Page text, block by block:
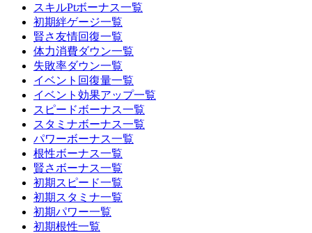
スキルPtボーナス一覧
初期絆ゲージ一覧
賢さ友情回復一覧
体力消費ダウン一覧
失敗率ダウン一覧
イベント回復量一覧
イベント効果アップ一覧
スピードボーナス一覧
スタミナボーナス一覧
パワーボーナス一覧
根性ボーナス一覧
賢さボーナス一覧
初期スピード一覧
初期スタミナ一覧
初期パワー一覧
初期根性一覧